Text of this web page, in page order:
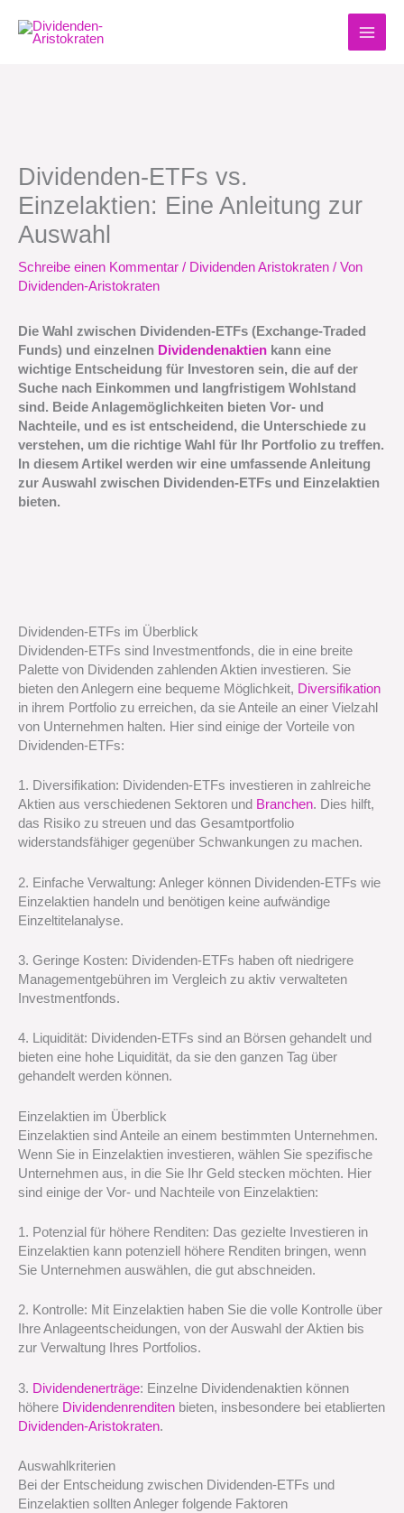
Inhalt
springen
Dividenden-ETFs vs.
Einzelaktien: Eine Anleitung zur
Auswahl
Schreibe einen Kommentar / Dividenden Aristokraten / Von
Dividenden-Aristokraten
Die Wahl zwischen Dividenden-ETFs (Exchange-Traded
Funds) und einzelnen Dividendenaktien kann eine
wichtige Entscheidung für Investoren sein, die auf der
Suche nach Einkommen und langfristigem Wohlstand
sind. Beide Anlagemöglichkeiten bieten Vor- und
Nachteile, und es ist entscheidend, die Unterschiede zu
verstehen, um die richtige Wahl für Ihr Portfolio zu treffen.
In diesem Artikel werden wir eine umfassende Anleitung
zur Auswahl zwischen Dividenden-ETFs und Einzelaktien
bieten.
Dividenden-ETFs im Überblick
Dividenden-ETFs sind Investmentfonds, die in eine breite
Palette von Dividenden zahlenden Aktien investieren. Sie
bieten den Anlegern eine bequeme Möglichkeit, Diversifikation
in ihrem Portfolio zu erreichen, da sie Anteile an einer Vielzahl
von Unternehmen halten. Hier sind einige der Vorteile von
Dividenden-ETFs:
1. Diversifikation: Dividenden-ETFs investieren in zahlreiche
Aktien aus verschiedenen Sektoren und Branchen. Dies hilft,
das Risiko zu streuen und das Gesamtportfolio
widerstandsfähiger gegenüber Schwankungen zu machen.
2. Einfache Verwaltung: Anleger können Dividenden-ETFs wie
Einzelaktien handeln und benötigen keine aufwändige
Einzeltitelanalyse.
3. Geringe Kosten: Dividenden-ETFs haben oft niedrigere
Managementgebühren im Vergleich zu aktiv verwalteten
Investmentfonds.
4. Liquidität: Dividenden-ETFs sind an Börsen gehandelt und
bieten eine hohe Liquidität, da sie den ganzen Tag über
gehandelt werden können.
Einzelaktien im Überblick
Einzelaktien sind Anteile an einem bestimmten Unternehmen.
Wenn Sie in Einzelaktien investieren, wählen Sie spezifische
Unternehmen aus, in die Sie Ihr Geld stecken möchten. Hier
sind einige der Vor- und Nachteile von Einzelaktien:
1. Potenzial für höhere Renditen: Das gezielte Investieren in
Einzelaktien kann potenziell höhere Renditen bringen, wenn
Sie Unternehmen auswählen, die gut abschneiden.
2. Kontrolle: Mit Einzelaktien haben Sie die volle Kontrolle über
Ihre Anlageentscheidungen, von der Auswahl der Aktien bis
zur Verwaltung Ihres Portfolios.
3. Dividendenerträge: Einzelne Dividendenaktien können
höhere Dividendenrenditen bieten, insbesondere bei etablierten
Dividenden-Aristokraten.
Auswahlkriterien
Bei der Entscheidung zwischen Dividenden-ETFs und
Einzelaktien sollten Anleger folgende Faktoren